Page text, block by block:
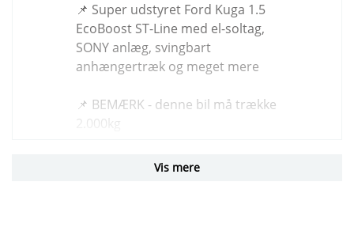
📌 Super udstyret Ford Kuga 1.5
EcoBoost ST-Line med el-soltag,
SONY anlæg, svingbart
anhængertræk og meget mere
📌 BEMÆRK - denne bil må trække
2.000kg
🛞 Udvalgt og relevant udstyr:
Vis mere